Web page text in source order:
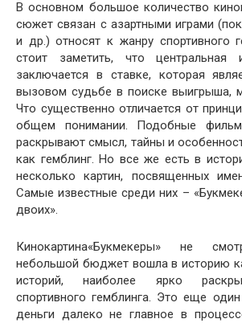
В основном большое количество
сюжет связан с азартными играми
и др.) относят к жанру спортивного
стоит заметить, что центральная
заключается в ставке, которая
вызовом судьбе в поиске выигрыша,
Что существенно отличается от
общем понимании. Подобные
раскрывают смысл, тайны и
как гемблинг. Но все же есть в
несколько картин, посвященных
Самые известные среди них –
двоих».
Кинокартина«Букмекеры» не
небольшой бюджет вошла в историю
историй, наиболее ярко
спортивного гемблинга. Это еще
деньги далеко не главное в